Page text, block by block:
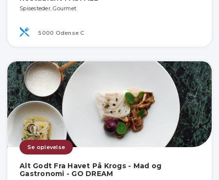
Spisesteder, Gourmet
5000 Odense C
Se oplevelse
Alt Godt Fra Havet På Krogs - Mad og
Gastronomi - GO DREAM